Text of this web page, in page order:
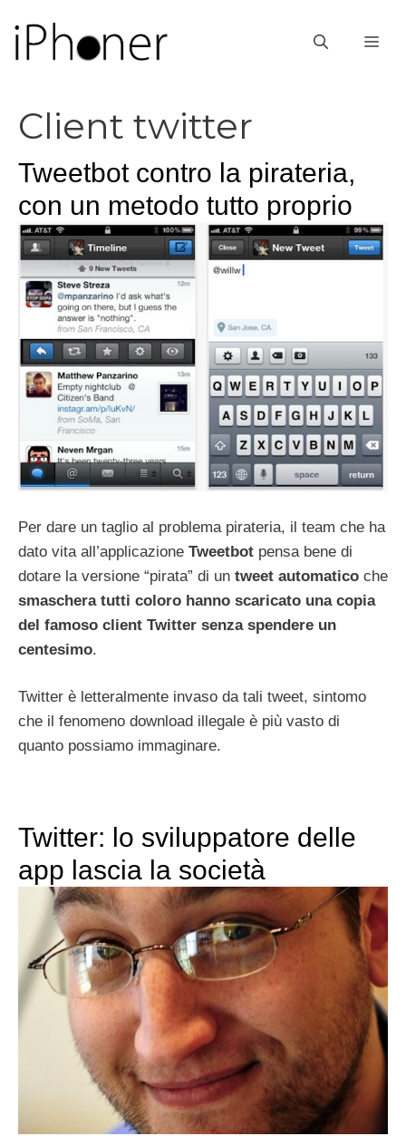
contenuto
Client twitter
Tweetbot contro la pirateria,
con un metodo tutto proprio
Per dare un taglio al problema pirateria, il team che ha
dato vita all’applicazione Tweetbot pensa bene di
dotare la versione “pirata” di un tweet automatico che
smaschera tutti coloro hanno scaricato una copia
del famoso client Twitter senza spendere un
centesimo.
Twitter è letteralmente invaso da tali tweet, sintomo
che il fenomeno download illegale è più vasto di
quanto possiamo immaginare.
Twitter: lo sviluppatore delle
app lascia la società